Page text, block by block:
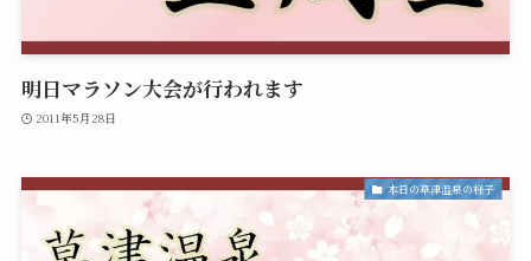
明日マラソン大会が行われます
2011年5月28日
本日の草津温泉の様子